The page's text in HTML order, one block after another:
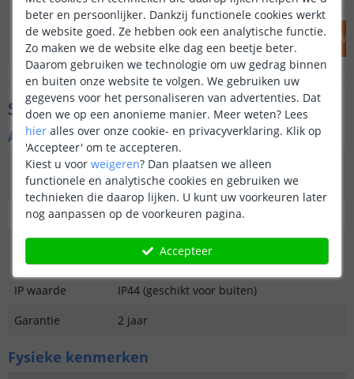
IN WINKELWAGEN IN
Specificaties
Algemene kenmerken
Type
buitenverlichting
Staande lamp of hanglamp
Functie
Decoratief
Aantal lampen in
set
3
IP waarde
IP44 (geschikt voor buiten)
Garantie
2 jaar
Fysieke kenmerken
beter en persoonlijker. Dankzij functionele cookies werkt
de website goed. Ze hebben ook een analytische functie.
Zo maken we de website elke dag een beetje beter.
Daarom gebruiken we technologie om uw gedrag binnen
en buiten onze website te volgen. We gebruiken uw
gegevens voor het personaliseren van advertenties. Dat
doen we op een anonieme manier. Meer weten? Lees
hier alles over onze cookie- en privacyverklaring. Klik op
'Accepteer' om te accepteren.
Kiest u voor weigeren? Dan plaatsen we alleen
functionele en analytische cookies en gebruiken we
technieken die daarop lijken. U kunt uw voorkeuren later
nog aanpassen op de voorkeuren pagina.
Accepteer